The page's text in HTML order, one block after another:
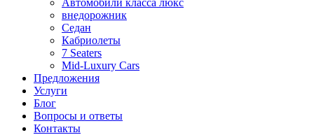
Автомобили класса люкс
внедорожник
Седан
Кабриолеты
7 Seaters
Mid-Luxury Cars
Предложения
Услуги
Блог
Вопросы и ответы
Контакты